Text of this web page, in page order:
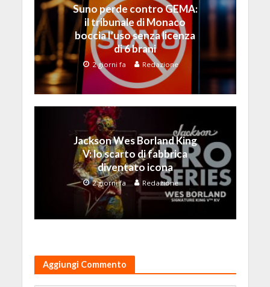
Suno perde contro GEMA:
il tribunale di Monaco
boccia l’uso senza licenza
di 6 brani
2 giorni fa Redazione
Jackson Wes Borland King
V: lo scarto di fabbrica
diventato icona
2 giorni fa Redazione
Aggiungi Commento